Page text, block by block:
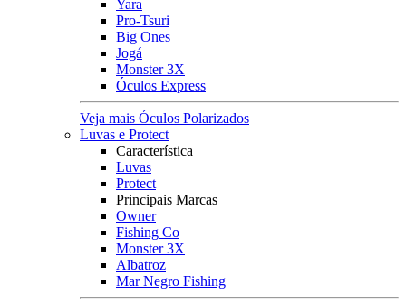
Yara
Pro-Tsuri
Big Ones
Jogá
Monster 3X
Óculos Express
Veja mais Óculos Polarizados
Luvas e Protect
Característica
Luvas
Protect
Principais Marcas
Owner
Fishing Co
Monster 3X
Albatroz
Mar Negro Fishing